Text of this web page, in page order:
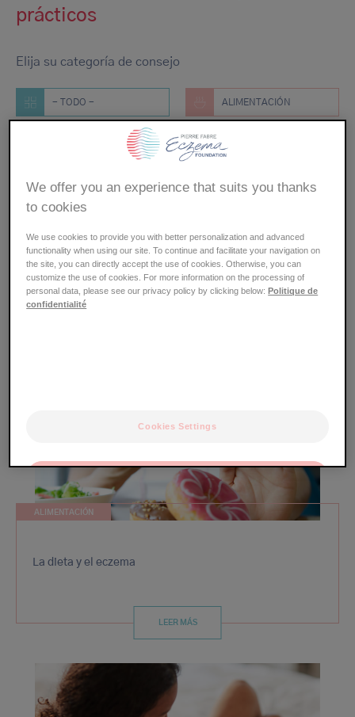
prácticos
Elija su categoría de consejo
- TODO - ALIMENTACIÓN
BELLEZA
BIENESTAR COLEGIO
EMBARAZO ESTILO DE VIDA
SALUD DEPORTE
ALIMENTACIÓN
La dieta y el eczema
LEER MÁS
We offer you an experience that suits you thanks
to cookies
We use cookies to provide you with better personalization and advanced
functionality when using our site. To continue and facilitate your navigation on
the site, you can directly accept the use of cookies. Otherwise, you can
customize the use of cookies. For more information on the processing of
personal data, please see our privacy policy by clicking below:Politique de
confidentialité
Cookies Settings
Only the essentials
OK